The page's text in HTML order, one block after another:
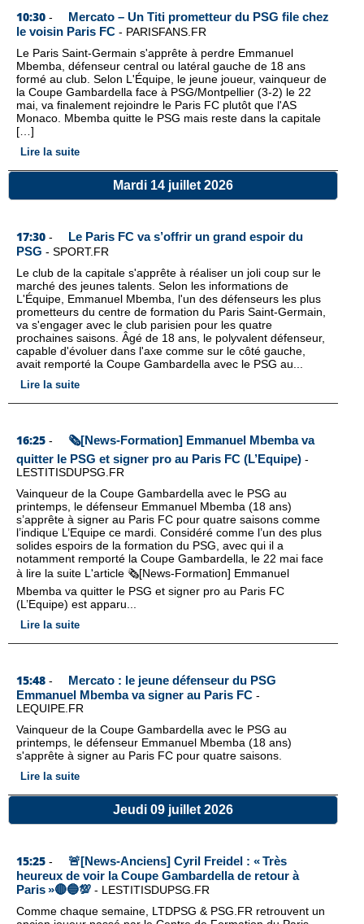
10:30 -
Mercato – Un Titi prometteur du PSG file chez
le voisin Paris FC - PARISFANS.FR
Le Paris Saint-Germain s'apprête à perdre Emmanuel
Mbemba, défenseur central ou latéral gauche de 18 ans
formé au club. Selon L'Équipe, le jeune joueur, vainqueur de
la Coupe Gambardella face à PSG/Montpellier (3-2) le 22
mai, va finalement rejoindre le Paris FC plutôt que l'AS
Monaco. Mbemba quitte le PSG mais reste dans la capitale
[…]
Lire la suite
Mardi 14 juillet 2026
17:30 -
Le Paris FC va s’offrir un grand espoir du
PSG - SPORT.FR
Le club de la capitale s'apprête à réaliser un joli coup sur le
marché des jeunes talents. Selon les informations de
L'Équipe, Emmanuel Mbemba, l'un des défenseurs les plus
prometteurs du centre de formation du Paris Saint-Germain,
va s'engager avec le club parisien pour les quatre
prochaines saisons. Âgé de 18 ans, le polyvalent défenseur,
capable d'évoluer dans l'axe comme sur le côté gauche,
avait remporté la Coupe Gambardella avec le PSG au...
Lire la suite
16:25 -
🗞️[News-Formation] Emmanuel Mbemba va
quitter le PSG et signer pro au Paris FC (L’Equipe) -
LESTITISDUPSG.FR
Vainqueur de la Coupe Gambardella avec le PSG au
printemps, le défenseur Emmanuel Mbemba (18 ans)
s’apprête à signer au Paris FC pour quatre saisons comme
l’indique L’Equipe ce mardi. Considéré comme l’un des plus
solides espoirs de la formation du PSG, avec qui il a
notamment remporté la Coupe Gambardella, le 22 mai face
à lire la suite L'article 🗞️[News-Formation] Emmanuel
Mbemba va quitter le PSG et signer pro au Paris FC
(L’Equipe) est apparu...
Lire la suite
15:48 -
Mercato : le jeune défenseur du PSG
Emmanuel Mbemba va signer au Paris FC -
LEQUIPE.FR
Vainqueur de la Coupe Gambardella avec le PSG au
printemps, le défenseur Emmanuel Mbemba (18 ans)
s'apprête à signer au Paris FC pour quatre saisons.
Lire la suite
Jeudi 09 juillet 2026
15:25 -
🚨[News-Anciens] Cyril Freidel : « Très
heureux de voir la Coupe Gambardella de retour à
Paris »🔴🔵💯 - LESTITISDUPSG.FR
Comme chaque semaine, LTDPSG & PSG.FR retrouvent un